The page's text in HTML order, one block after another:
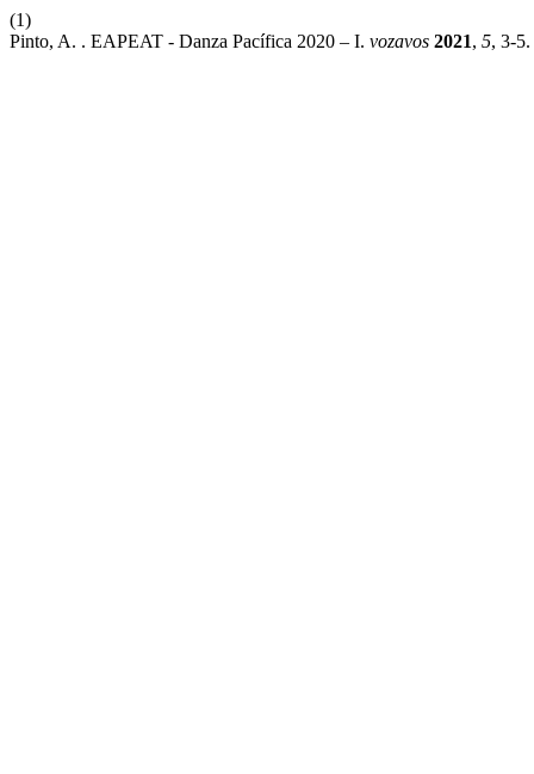
(1)
Pinto, A. . EAPEAT - Danza Pacífica 2020 – I. vozavos 2021, 5, 3-5.